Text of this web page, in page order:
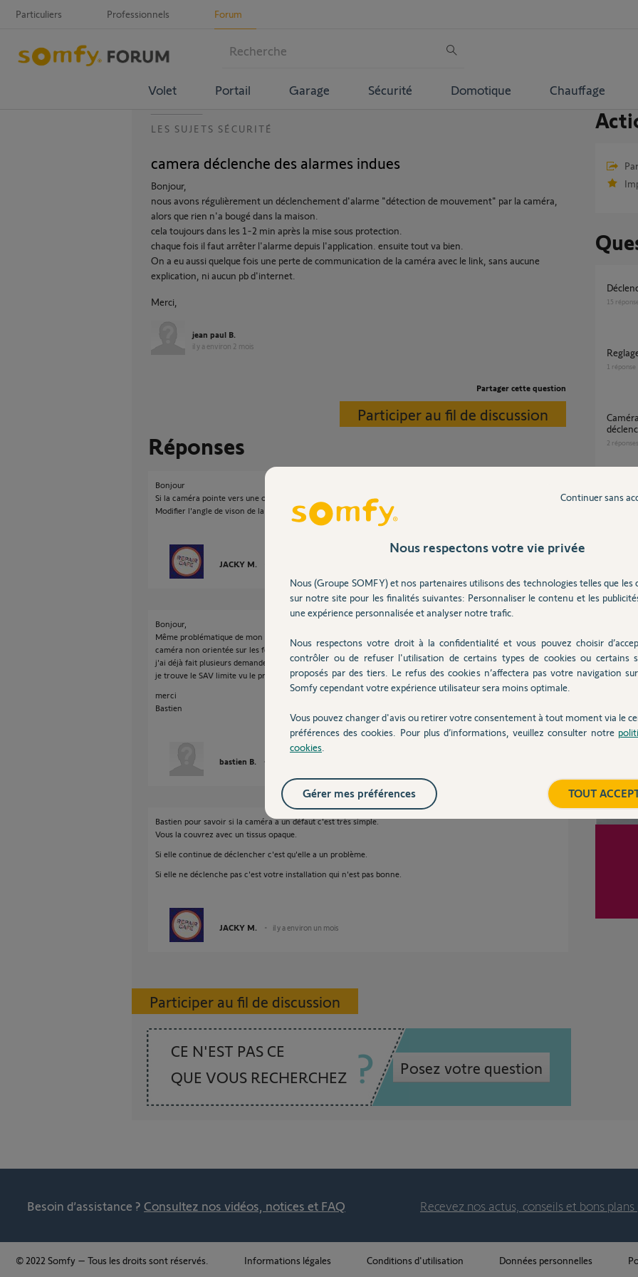
Particuliers Professionnels Forum
Volet Portail Garage Sécurité Domotique Chauffage
LES SUJETS SÉCURITÉ
camera déclenche des alarmes indues
Bonjour,
nous avons régulièrement un déclenchement d'alarme "détection de mouvement" par la caméra,
alors que rien n'a bougé dans la maison.
cela toujours dans les 1-2 min après la mise sous protection.
chaque fois il faut arrêter l'alarme depuis l'application. ensuite tout va bien.
On a eu aussi quelque fois une perte de communication de la caméra avec le link, sans aucune
explication, ni aucun pb d'internet.
Merci,
jean paul B.
il y a environ 2 mois
Partager cette question
Participer au fil de discussion
Réponses
Bonjour
Si la caméra pointe vers une ouverture elle détecte les changements de luminosité.
Modifier l'angle de vison de la caméra.
JACKY M.
Bonjour,
Même problématique de mon coté.
caméra non orientée sur les fenêtres et déclenchement 1 ou 2 mn après.
j'ai déjà fait plusieurs demandes à ce sujet avec des réponses non concluantes.
je trouve le SAV limite vu le prix du package.
merci
Bastien
bastien B.
Bastien pour savoir si la caméra a un défaut c'est très simple.
Vous la couvrez avec un tissus opaque.
Si elle continue de déclencher c'est qu'elle a un problème.
Si elle ne déclenche pas c'est votre installation qui n'est pas bonne.
JACKY M. il y a environ un mois
Participer au fil de discussion
CE N'EST PAS CE
QUE VOUS RECHERCHEZ
Posez votre question
15
1 réponse
Caméra indoor détection sans
2 réponses
1réponse
Besoin d’assistance ? Consultez nos vidéos, notices et FAQ Recevez nos actus, conseils et bons
© 2022 Somfy – Tous les droits sont réservés. Informations légales Conditions d'utilisation Données personnelles
Nous respectons votre vie privée
Nous (Groupe SOMFY) et nos partenaires utilisons des technologies telles que les
sur notre site pour les finalités suivantes: Personnaliser le contenu et les
une expérience personnalisée et analyser notre trafic.
Nous respectons votre droit à la confidentialité et vous pouvez choisir
contrôler ou de refuser l'utilisation de certains types de cookies ou certains
proposés par des tiers. Le refus des cookies n’affectera pas votre navigation
Somfy cependant votre expérience utilisateur sera moins optimale.
Vous pouvez changer d'avis ou retirer votre consentement à tout moment via le
préférences des cookies. Pour plus d’informations, veuillez consulter notre
cookies
Continuer sans
TOUT
Gérer mes préférences